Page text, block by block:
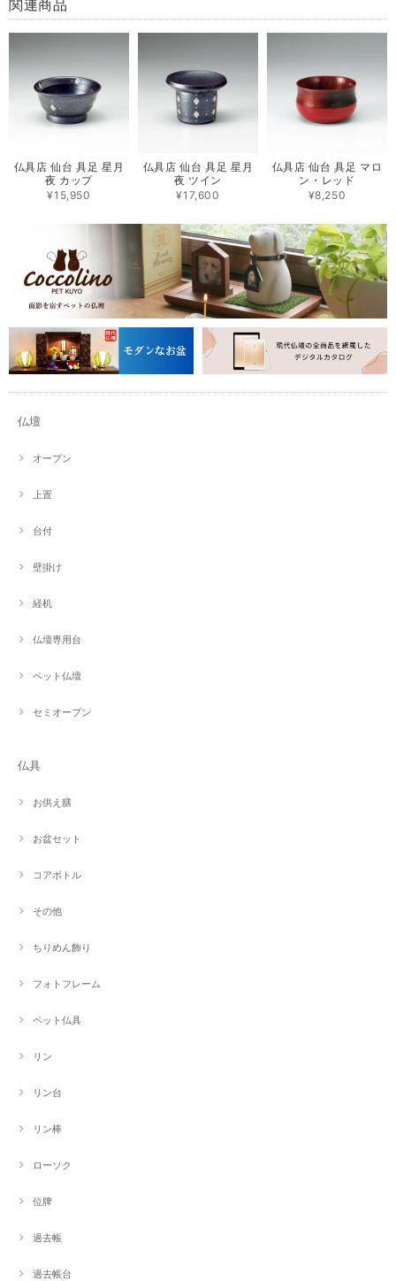
関連商品
仏具店 仙台 具足 星月
夜 カップ
¥15,950
仏具店 仙台 具足 星月
夜 ツイン
¥17,600
仏具店 仙台 具足 マロ
ン・レッド
¥8,250
仏壇
オープン
上置
台付
壁掛け
経机
仏壇専用台
ペット仏壇
セミオープン
仏具
お供え膳
お盆セット
コアボトル
その他
ちりめん飾り
フォトフレーム
ペット仏具
リン
リン台
リン棒
ローソク
位牌
過去帳
過去帳台